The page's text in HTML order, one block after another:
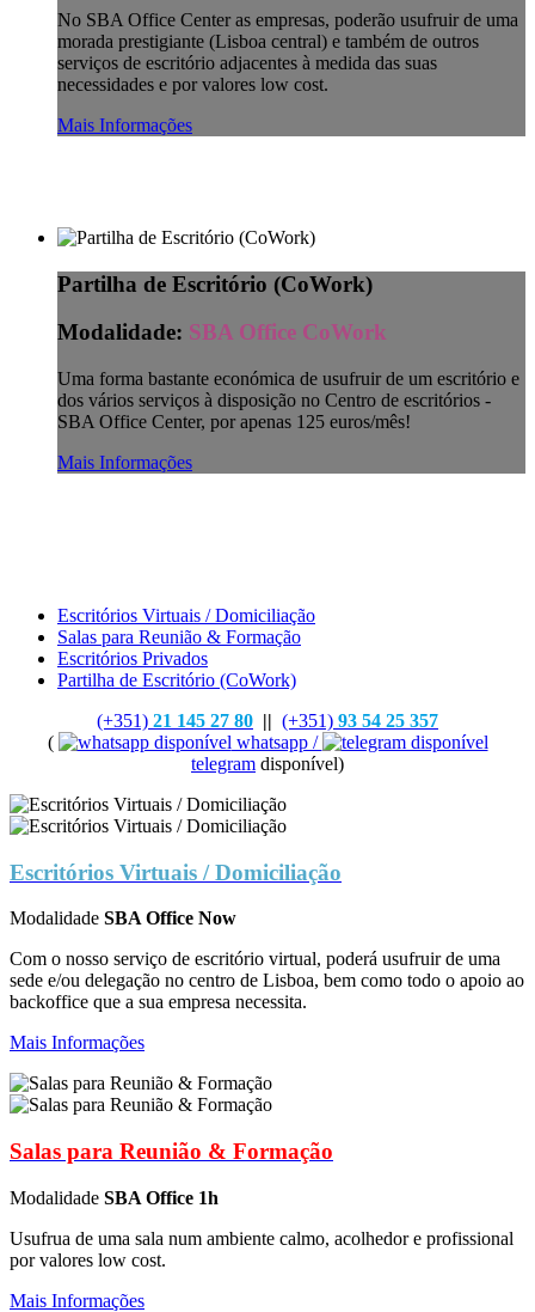
No SBA Office Center as empresas, poderão usufruir de uma
morada prestigiante (Lisboa central) e também de outros
serviços de escritório adjacentes à medida das suas
necessidades e por valores low cost.
Mais Informações
Partilha de Escritório (CoWork)
Modalidade: SBA Office CoWork
Uma forma bastante económica de usufruir de um escritório e
dos vários serviços à disposição no Centro de escritórios -
SBA Office Center, por apenas 125 euros/mês!
Mais Informações
Escritórios Virtuais / Domiciliação
Salas para Reunião & Formação
Escritórios Privados
Partilha de Escritório (CoWork)
(+351) 21 145 27 80 || (+351) 93 54 25 357
(
whatsapp /
telegram disponível)
Escritórios Virtuais / Domiciliação
Modalidade SBA Office Now
Com o nosso serviço de escritório virtual, poderá usufruir de uma
sede e/ou delegação no centro de Lisboa, bem como todo o apoio ao
backoffice que a sua empresa necessita.
Mais Informações
Salas para Reunião & Formação
Modalidade SBA Office 1h
Usufrua de uma sala num ambiente calmo, acolhedor e profissional
por valores low cost.
Mais Informações